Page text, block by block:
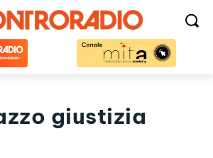
giustizia